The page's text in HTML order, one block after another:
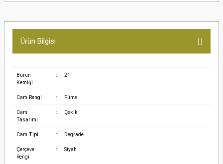
Ürün Bilgisi
Burun
Kemiği
: 21
Cam Rengi : Füme
Cam
Tasarımı
: Çekik
Cam Tipi : Degrade
Çerçeve
Rengi
: Siyah